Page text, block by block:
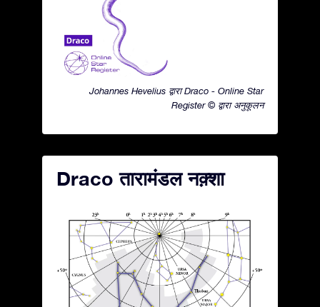
Johannes Hevelius द्वारा Draco - Online Star
Register © द्वारा अनुकूलन
Draco तारामंडल नक़्शा